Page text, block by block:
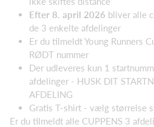
Efter 8. april 2026 bliver alle
de 3 enkelte afdelinger
Er du tilmeldt Young Runners
RØDT nummer
Der udleveres kun 1
afdelinger - HUSK DIT
AFDELING
Gratis T-shirt - vælg størrelse
Er du tilmeldt alle CUPPENS 3